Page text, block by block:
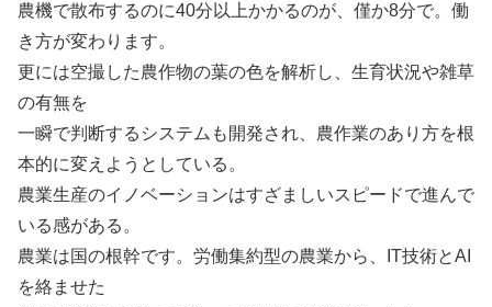
農機で散布するのに40分以上かかるのが、僅か8分で。働
き方が変わります。
更には空撮した農作物の葉の色を解析し、生育状況や雑草
の有無を
一瞬で判断するシステムも開発され、農作業のあり方を根
本的に変えようとしている。
農業生産のイノベーションはすざましいスピードで進んで
いる感がある。
農業は国の根幹です。労働集約型の農業から、IT技術とAI
を絡ませた